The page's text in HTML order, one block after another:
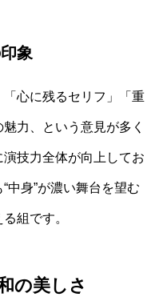
象
心に残るセリフ」「重
力、という意見が多く
技力全体が向上してお
中身”が濃い舞台を望む
組です。
の美しさ